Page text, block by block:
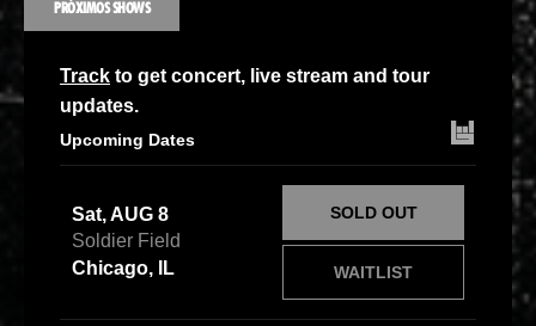
PRÓXIMOS SHOWS
Track to get concert, live stream and tour
updates.
Upcoming Dates
Sat, AUG 8
Soldier Field
Chicago, IL
WAITLIST
SOLD OUT